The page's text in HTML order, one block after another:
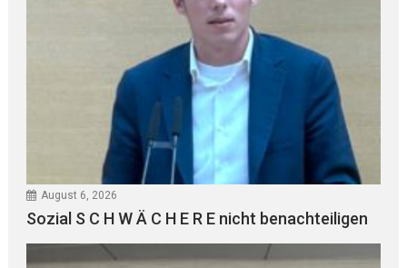
August 6, 2026
Sozial S C H W Ä C H E R E nicht benachteiligen